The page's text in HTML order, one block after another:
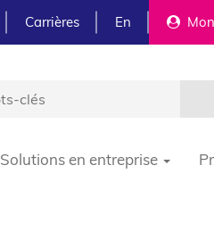
Carrières En
Solutions en entreprise